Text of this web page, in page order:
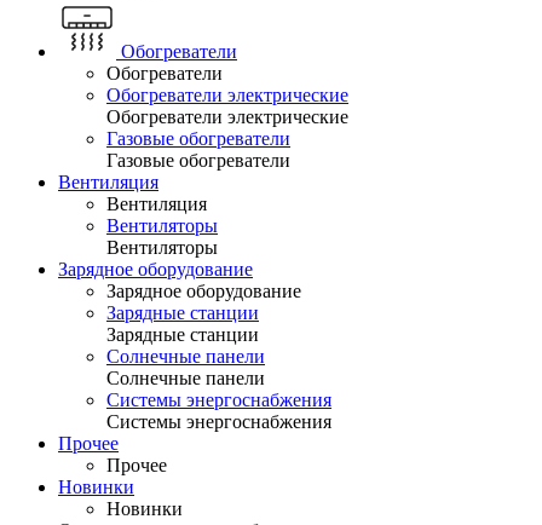
Обогреватели
Обогреватели
Обогреватели электрические
Обогреватели электрические
Газовые обогреватели
Газовые обогреватели
Вентиляция
Вентиляция
Вентиляторы
Вентиляторы
Зарядное оборудование
Зарядное оборудование
Зарядные станции
Зарядные станции
Солнечные панели
Солнечные панели
Системы энергоснабжения
Системы энергоснабжения
Прочее
Прочее
Новинки
Новинки